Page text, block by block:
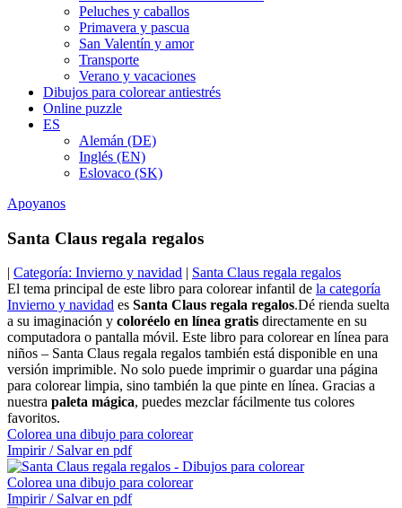
Peluches y caballos
Primavera y pascua
San Valentín y amor
Transporte
Verano y vacaciones
Dibujos para colorear antiestrés
Online puzzle
ES
Alemán (DE)
Inglés (EN)
Eslovaco (SK)
Apoyanos
Santa Claus regala regalos
| Categoría: Invierno y navidad | Santa Claus regala regalos
El tema principal de este libro para colorear infantil de la categoría
Invierno y navidad es Santa Claus regala regalos.Dé rienda suelta
a su imaginación y coloréelo en línea gratis directamente en su
computadora o pantalla móvil. Este libro para colorear en línea para
niños – Santa Claus regala regalos también está disponible en una
versión imprimible. No solo puede imprimir o guardar una página
para colorear limpia, sino también la que pinte en línea. Gracias a
nuestra paleta mágica, puedes mezclar fácilmente tus colores
favoritos.
Colorea una dibujo para colorear
Impirir / Salvar en pdf
Colorea una dibujo para colorear
Impirir / Salvar en pdf